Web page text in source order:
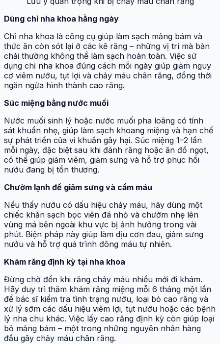
Dùng chỉ nha khoa hằng ngày
Chỉ nha khoa là công cụ giúp làm sạch mảng bám và
thức ăn còn sót lại ở các kẽ răng – những vị trí mà bàn
chải thường không thể làm sạch hoàn toàn. Việc sử
dụng chỉ nha khoa đúng cách mỗi ngày giúp giảm nguy
cơ viêm nướu, tụt lợi và chảy máu chân răng, đồng thời
ngăn ngừa hình thành cao răng.
Súc miệng bằng nước muối
Nước muối sinh lý hoặc nước muối pha loãng có tính
sát khuẩn nhẹ, giúp làm sạch khoang miệng và hạn chế
sự phát triển của vi khuẩn gây hại. Súc miệng 1–2 lần
mỗi ngày, đặc biệt sau khi đánh răng hoặc ăn đồ ngọt,
có thể giúp giảm viêm, giảm sưng và hỗ trợ phục hồi
nướu đang bị tổn thương.
Chườm lạnh để giảm sưng và cầm máu
Nếu thấy nướu có dấu hiệu chảy máu, hãy dùng một
chiếc khăn sạch bọc viên đá nhỏ và chườm nhẹ lên
vùng má bên ngoài khu vực bị ảnh hưởng trong vài
phút. Biện pháp này giúp làm dịu cơn đau, giảm sưng
nướu và hỗ trợ quá trình đông máu tự nhiên.
Khám răng định kỳ tại nha khoa
Đừng chờ đến khi răng chảy máu nhiều mới đi khám.
Hãy duy trì thăm khám răng miệng mỗi 6 tháng một lần
để bác sĩ kiểm tra tình trạng nướu, loại bỏ cao răng và
xử lý sớm các dấu hiệu viêm lợi, tụt nướu hoặc các bệnh
lý nha chu khác. Việc lấy cao răng định kỳ còn giúp loại
bỏ mảng bám – một trong những nguyên nhân hàng
đầu gây chảy máu chân răng.